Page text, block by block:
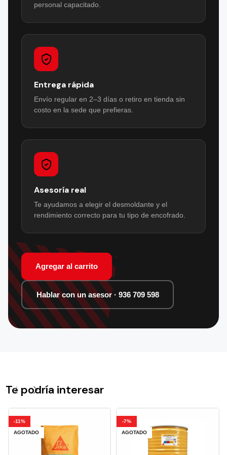
personal capacitado.
Entrega rápida
Envío regular en 2–3 días o retiro en tienda sin
costo en la sede que prefieras.
Asesoría real
Te ayudamos a elegir el desmoldante y el
rendimiento correcto para tu tipo de encofrado.
Agregar al carrito
Hablar con un asesor · 936 709 598
Te podría interesar
-11%
AGOTADO
-7%
AGOTADO